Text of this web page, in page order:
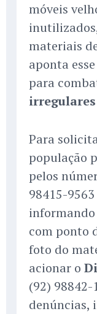
móveis
materiais
aponta
para
irregulares
Para
população
pelos
98415-
informando
com ponto
foto do
acionar o
(92) 98842-
denúncias,